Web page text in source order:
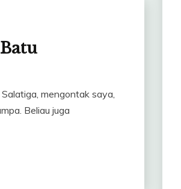
mengontak saya,
Beliau juga